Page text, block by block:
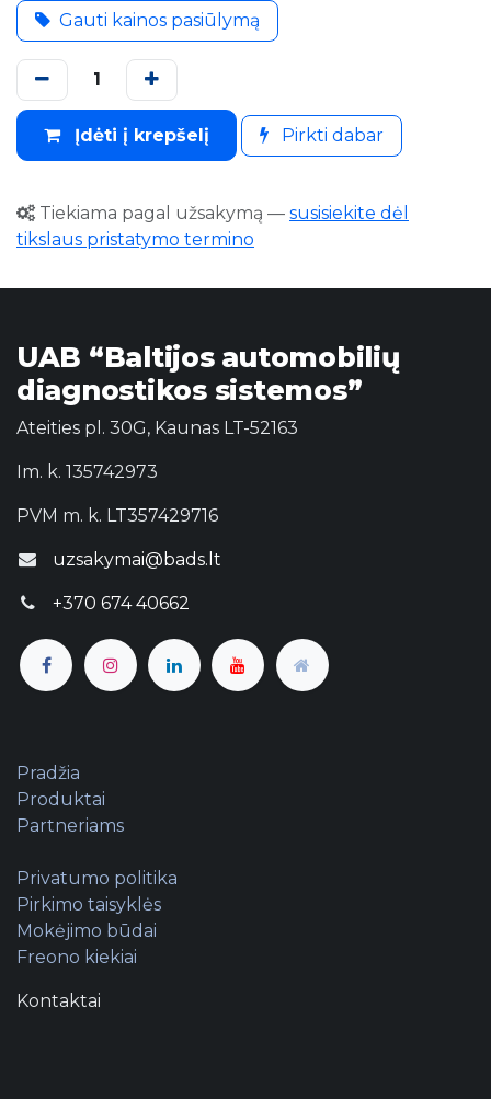
Gauti kainos pasiūlymą
Įdėti į krepšelį Pirkti dabar
Tiekiama pagal užsakymą — susisiekite dėl
tikslaus pristatymo termino
UAB “Baltijos automobilių
diagnostikos sistemos”
Ateities pl. 30G, Kaunas LT-52163
Im. k. 135742973
PVM m. k. LT357429716
uzsakymai@bads.lt
+370 674 40662
Pradžia
Produktai
Partneriams
Privatumo politika
Pirkimo taisyklės
Mokėjimo būdai
Freono kiekiai
Kontaktai